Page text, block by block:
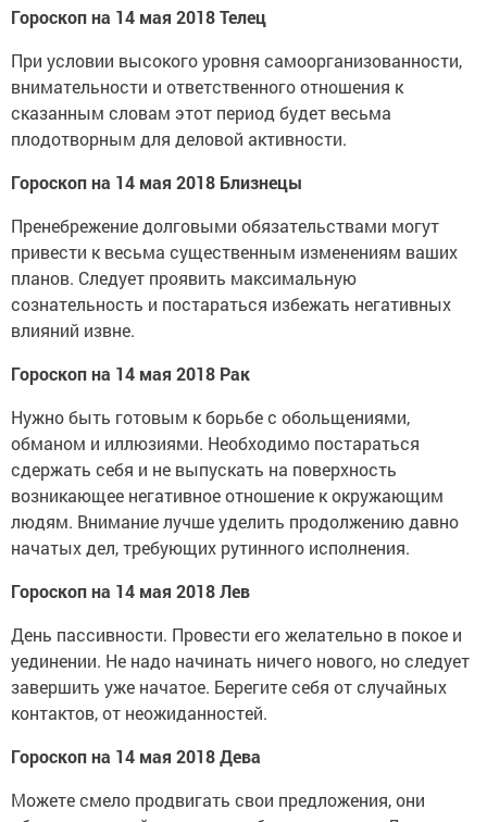
Гороскоп на 14 мая 2018 Телец
При условии высокого уровня самоорганизованности,
внимательности и ответственного отношения к
сказанным словам этот период будет весьма
плодотворным для деловой активности.
Гороскоп на 14 мая 2018 Близнецы
Пренебрежение долговыми обязательствами могут
привести к весьма существенным изменениям ваших
планов. Следует проявить максимальную
сознательность и постараться избежать негативных
влияний извне.
Гороскоп на 14 мая 2018 Рак
Нужно быть готовым к борьбе с обольщениями,
обманом и иллюзиями. Необходимо постараться
сдержать себя и не выпускать на поверхность
возникающее негативное отношение к окружающим
людям. Внимание лучше уделить продолжению давно
начатых дел, требующих рутинного исполнения.
Гороскоп на 14 мая 2018 Лев
День пассивности. Провести его желательно в покое и
уединении. Не надо начинать ничего нового, но следует
завершить уже начатое. Берегите себя от случайных
контактов, от неожиданностей.
Гороскоп на 14 мая 2018 Дева
Можете смело продвигать свои предложения, они